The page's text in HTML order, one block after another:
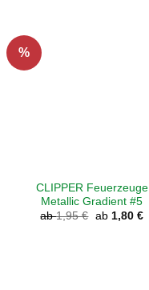
%
CLIPPER Feuerzeuge
Metallic Gradient #5
ab1,95€ ab 1,80 €